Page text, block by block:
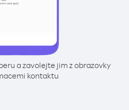
a zavolejte jim z obrazovky
kontaktu